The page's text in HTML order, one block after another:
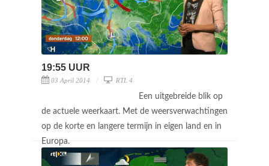
19:55 UUR
03 April 2014 RTL 4
Een uitgebreide blik op
de actuele weerkaart. Met de weersverwachtingen
op de korte en langere termijn in eigen land en in
Europa.